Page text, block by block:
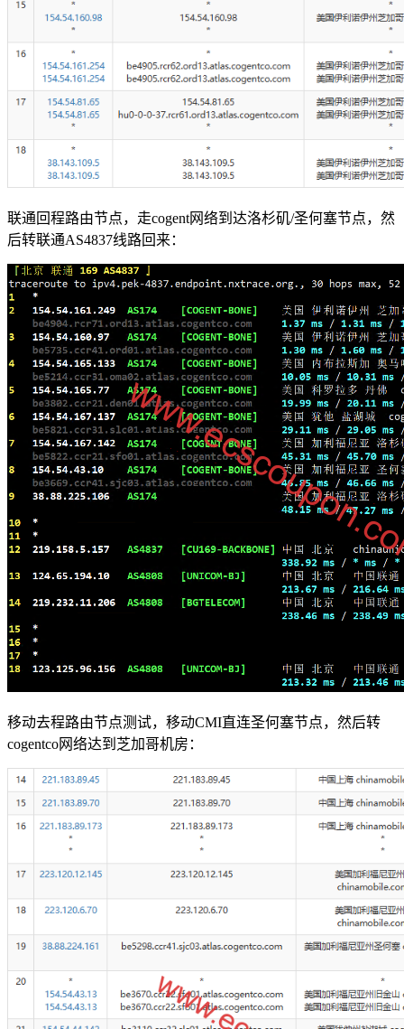
联通回程路由节点，走cogent网络到达洛杉矶/圣何塞节点，然
后转联通AS4837线路回来：
移动去程路由节点测试，移动CMI直连圣何塞节点，然后转
cogentco网络达到芝加哥机房：